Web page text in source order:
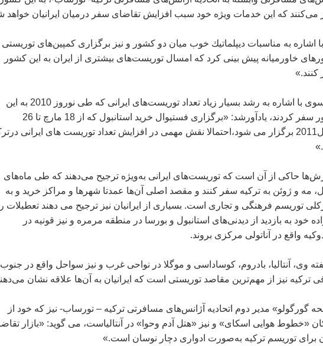
می‌كنند كه این خدمات ویژه خود سبب افزایش تقاضای سفر درمیان ایرانیان خواهد
اشاره به مناسبات دیپلماتیك خوب میان دو كشور و نیز برگزاری كمپین‌های توریستی
خاورمیانه پیش بینی كرد كه امسال توریست‌های بیشتری از ایران به این كشور
یولیسوی با اشاره به رشد بسیار زیاد تعداد توریست‌های ایرانی كه طی نوروز 2010 به این
كشور سفر كردند، یادآورشد: «برگزاری فستیوال خرید استانبول كه از 18 مارچ تا 26
آوریل2011 برگزار می شود،احتمالا نقش مهمی در افزایش تعداد توریست های ایرانی
حاكی از آن است كه توریست‌های ایرانی به‌ویژه ترجیح می‌دهند كه طی ماه‌های
مه و ژوئن به تركیه سفر كنند و مقصد اصلی آن‌ها عمدتا شهرها و مراكز خرید و به
توریسم فرهنگی و تجاری است. بسیاری از ایرانیان نیز ترجیح می دهند تعطیلات
خود به بازدید از دیدنی‌های استانبول و بورسا در منطقه مرمره و نیز قونیه در
واقع در آناتولی مركزی بروند.
وی، آنتالیا، بادروم، كوساداسی و موگلا در نواحی غرب و نیز سواحل واقع در جنوب
تركیه نیز از مهم‌ترین مقاصد توریستی است كه ایرانیان به آن‌ها علاقه نشان
گورگولو» مدیر دوم اتحادیه آژانس‌های مسافرتی تركیه – تورساب- نیز كه خود از
«خطوط هوایی اسكای» و نیز «هتل آدم وحوا» در آنتالیاست، می گوید: «بازار
برای توریسم تركیه به‌صورت ادواری دچار نوسان است.»